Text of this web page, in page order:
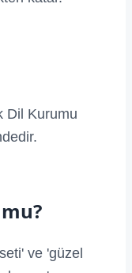
Dil Kurumu
ve 'güzel